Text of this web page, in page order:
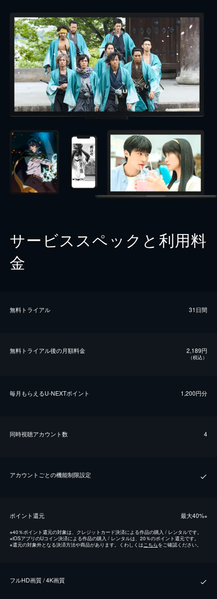
サービススペックと利用料
金
無料トライアル 31日間
無料トライアル後の⽉額料金 2,189円
（税込）
毎⽉もらえるU-NEXTポイント 1,200円分
同時視聴アカウント数 4
アカウントごとの機能制限設定
ポイント還元 最⼤40%※
※40％ポイント還元の対象は、クレジットカード決済による作品の購入 / レンタルです。
※iOSアプリのUコイン決済による作品の購入 / レンタルは、20％のポイント還元です。
※還元の対象外となる決済方法や商品があります。くわしくはこちらをご確認ください。
フルHD画質 / 4K画質